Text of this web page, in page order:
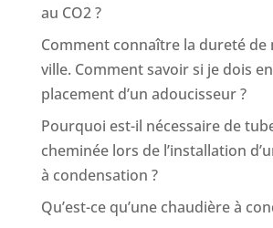
au CO2 ?
Comment connaître la dureté de
ville. Comment savoir si je dois
placement d’un adoucisseur ?
Pourquoi est-il nécessaire de
cheminée lors de l’installation
à condensation ?
Qu’est-ce qu’une chaudière à